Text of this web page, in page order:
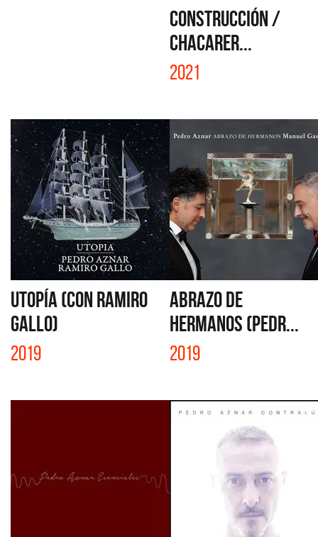
CONSTRUCCIÓN /
CHACARER...
2021
UTOPÍA (CON RAMIRO
GALLO)
2019
ABRAZO DE
HERMANOS (PEDR...
2019